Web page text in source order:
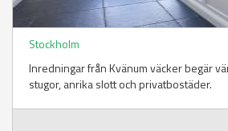
Stockholm
Inredningar från Kvänum väcker begär
stugor, anrika slott och privatbostäder.